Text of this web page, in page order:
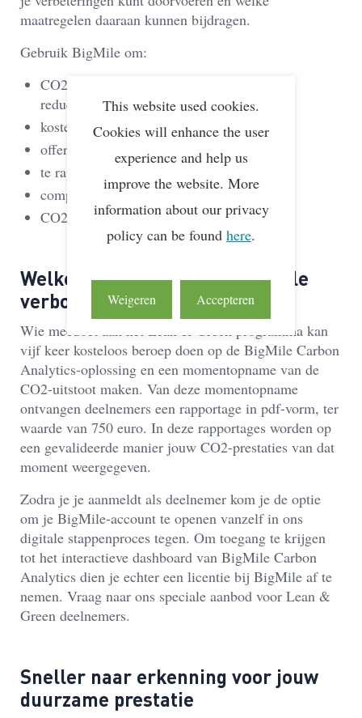
maatregelen daaraan kunnen bijdragen.
Gebruik BigMile om:
CO2-uitstoot inzichtelijk te maken en
reductiepotentieel te identificeren;
kosten te besparen;
offertes of tenders door te rekenen;
te rapporteren over CO2-uitstoot;
compliant te zijn met de CSRD-wetgeving;
CO2-data te delen in de supply chain.
Welke kosten zijn er aan BigMile
verbonden?
Wie meedoet aan het Lean & Green programma kan
vijf keer kosteloos beroep doen op de BigMile Carbon
Analytics-oplossing en een momentopname van de
CO2-uitstoot maken. Van deze momentopname
ontvangen deelnemers een rapportage in pdf-vorm, ter
waarde van 750 euro. In deze rapportages worden op
een gevalideerde manier jouw CO2-prestaties van dat
moment weergegeven.
Zodra je je aanmeldt als deelnemer kom je de optie
om je BigMile-account te openen vanzelf in ons
digitale stappenproces tegen. Om toegang te krijgen
tot het interactieve dashboard van BigMile Carbon
Analytics dien je echter een licentie bij BigMile af te
nemen. Vraag naar ons speciale aanbod voor Lean &
Green deelnemers.
Sneller naar erkenning voor jouw
duurzame prestatie
This website used cookies.
Cookies will enhance the user
experience and help us
improve the website. More
information about our privacy
policy can be found here.
Weigeren Accepteren